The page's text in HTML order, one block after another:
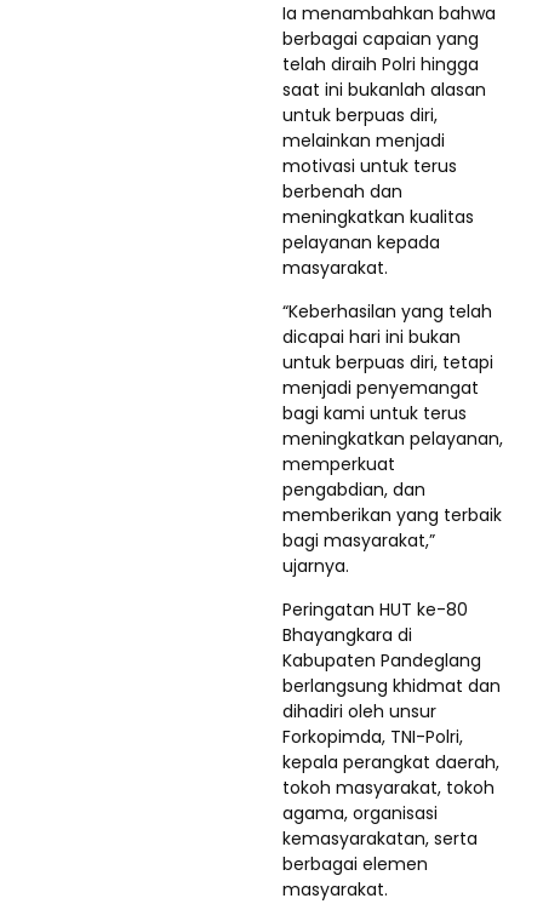
Ia menambahkan bahwa
berbagai capaian yang
telah diraih Polri hingga
saat ini bukanlah alasan
untuk berpuas diri,
melainkan menjadi
motivasi untuk terus
berbenah dan
meningkatkan kualitas
pelayanan kepada
masyarakat.
“Keberhasilan yang telah
dicapai hari ini bukan
untuk berpuas diri, tetapi
menjadi penyemangat
bagi kami untuk terus
meningkatkan pelayanan,
memperkuat
pengabdian, dan
memberikan yang terbaik
bagi masyarakat,”
ujarnya.
Peringatan HUT ke-80
Bhayangkara di
Kabupaten Pandeglang
berlangsung khidmat dan
dihadiri oleh unsur
Forkopimda, TNI-Polri,
kepala perangkat daerah,
tokoh masyarakat, tokoh
agama, organisasi
kemasyarakatan, serta
berbagai elemen
masyarakat.